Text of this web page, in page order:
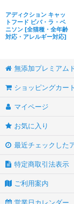
アディクション キャッ
トフード ビバ・ラ・ベ
ニソン [全猫種・全年齢
対応・アレルギー対応]
無添加プレミアム
ショッピングカート
マイページ
お気に入り
最近チェックした
特定商取引法表示
ご利用案内
営業日カレンダー